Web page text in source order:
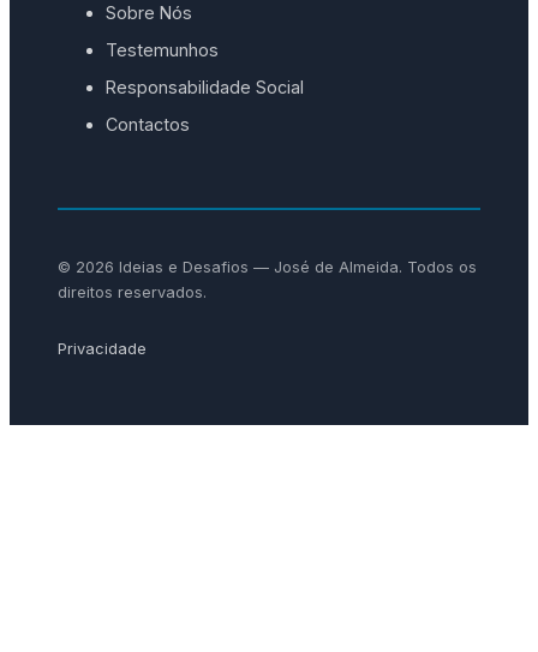
Sobre Nós
Testemunhos
Responsabilidade Social
Contactos
© 2026 Ideias e Desafios — José de Almeida. Todos os
direitos reservados.
Privacidade